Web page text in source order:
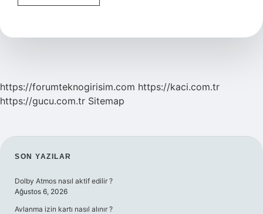
Göre
https://forumteknogirisim.com https://kaci.com.tr
https://gucu.com.tr Sitemap
SIDEBAR
SON YAZILAR
Dolby Atmos nasıl aktif edilir ?
Ağustos 6, 2026
Avlanma izin kartı nasıl alınır ?